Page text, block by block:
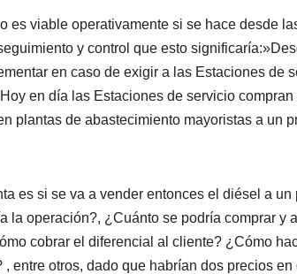
es viable operativamente si se hace desde
y control que esto
en caso de exigir a las Estaciones de
en día las Estaciones de servicio
plantas de abastecimiento mayoristas a un
es si se va a vender entonces el diésel a
la operación?, ¿Cuánto se podría comprar y
cobrar el diferencial al cliente? ¿Cómo
entre otros, dado que habrían dos precios